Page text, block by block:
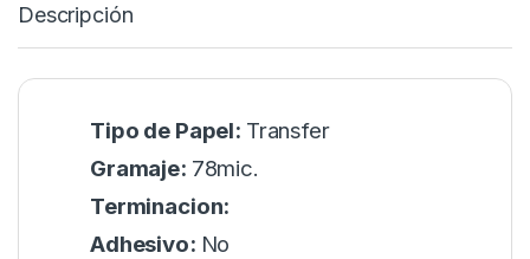
Descripción
Tipo de Papel: Transfer
Gramaje: 78mic.
Terminacion:
Adhesivo: No